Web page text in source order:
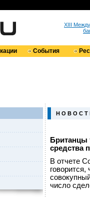
XIII
События
Н О В О С Т
Британцы
средства
В отчете
число